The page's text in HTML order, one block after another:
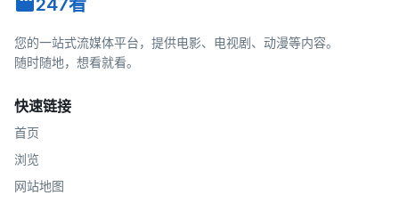
您的一站式流媒体平台，提供电影、电视剧、动漫等内容。
随时随地，想看就看。
快速链接
首页
浏览
网站地图